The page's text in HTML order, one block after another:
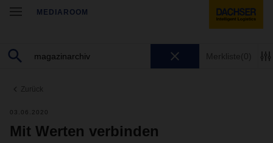
MEDIAROOM
Merkliste(0)
Zurück
03.06.2020
Mit Werten verbinden